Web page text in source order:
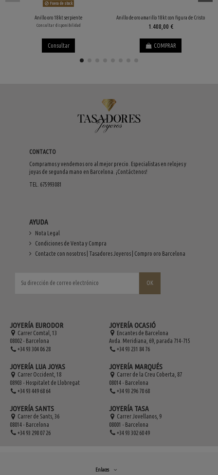
Fuera de stock
Anillo oro 18kt serpiente
Consultar disponibilidad
Consultar
Anillo de oro amarillo 18kt con figura de Cristo
1.408,00 €
COMPRAR
CONTACTO
Compramos y vendemos oro al mejor precio. Especialistas en relojes y
joyas de segunda mano en Barcelona. ¡Contáctenos!
TEL. 675993081
AYUDA
Nota Legal
Condiciones de Venta y Compra
Contacte con nosotros | Tasadores Joyeros | Compro oro Barcelona
JOYERÍA EURODOR
Carrer Comtal, 13
08002 - Barcelona
+34 93 304 06 28
JOYERÍA LUA JOYAS
Carrer Occident, 18
08903 - Hospitalet de Llobregat
+34 93 449 68 64
JOYERÍA SANTS
Carrer de Sants, 36
08014 - Barcelona
+34 93 298 07 26
JOYERÍA OCASIÓ
Encantes de Barcelona
Avda. Meridiana, 69, parada 714-715
+34 93 231 84 76
JOYERÍA MARQUÉS
Carrer de la Creu Coberta, 87
08014 - Barcelona
+34 93 296 70 68
JOYERÍA TASA
Carrer Jovellanos, 9
08001 - Barcelona
+34 93 302 60 49
Enlaces